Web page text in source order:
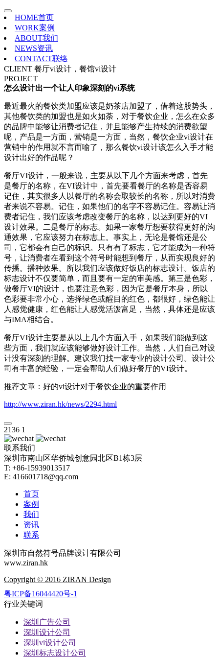
HOME首页
WORK案例
ABOUT我们
NEWS资讯
CONTACT联络
CLIENT 餐厅vi设计，餐馆vi设计
PROJECT
怎么设计出一个让人印象深刻的vi系统
最近最火的餐饮类加盟应该是奶茶店加盟了，借着这股势头，
其他餐饮类的加盟也是如火如荼，对于餐饮企业，怎么在众多
的品牌中能够让消费者记住，并且能够产生持续的消费欲望
呢，产品是一方面，营销是一方面，当然，餐饮企业vi设计在
营销中的作用就不言而喻了，那么餐饮vi设计该怎么入手才能
设计出好的作品呢？
餐厅VI设计，一般来说，主要从以下几个方面来考虑，首先
是餐厅的名称，在VI设计中，首先要看餐厅的名称是否容易
记住，其实很多人以餐厅的名称会取较长的名称，所以对消费
者来说不容易。记住，如果他们的名字不容易记住。容易让消
费者记住，我们应该考虑改变餐厅的名称，以达到更好的VI
设计效果。二是餐厅的标志。如果一家餐厅想要获得更好的沟
通效果，它应该努力在标志上。事实上，无论是餐馆还是公
司，它都会有自己的标识。只有有了标志，它才能成为一种符
号，让消费者在看到这个符号时能想到餐厅，从而实现良好的
传播。播种效果。所以我们应该做好饭店的标志设计。饭店的
标志设计不仅要简单，而且要有一定的审美感。第三是色彩，
做餐厅VI的设计，也要注意色彩，因为它是餐厅本身，所以
色彩要非常小心，选择绿色或醒目的红色，都很好，绿色能让
人感觉健康，红色能让人感觉活泼富足，当然，具体还是应该
与IMA相结合。
餐厅VI设计主要是从以上几个方面入手，如果我们能做到这
些方面，我们就应该能够做好设计工作。当然，人们自己对设
计没有深刻的理解。建议我们找一家专业的设计公司。设计公
司有丰富的经验，一定会帮助人们做好餐厅的VI设计。
推荐文章： 好的vi设计对于餐饮企业的重要作用
http://www.ziran.hk/news/2294.html
2136 1
联系我们
深圳市南山区华侨城创意园北区B1栋3层
T: +86-15939013517
E: 416601718@qq.com
首页
案例
我们
资讯
联系
深圳市自然符号品牌设计有限公司
www.ziran.hk
Copyright © 2016 ZIRAN Design
粤ICP备16044420号-1
行业关键词
深圳广告公司
深圳设计公司
深圳vi设计公司
深圳标志设计公司